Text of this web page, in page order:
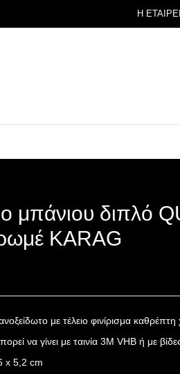
Η
μπάνιου διπλό
KARAG
με τέλειο φινίρισμα
να γίνει με ταινία 3Μ VHB ή με
x 5,2 cm